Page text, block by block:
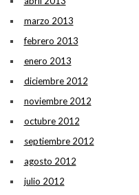
marzo 2013
febrero 2013
enero 2013
diciembre 2012
noviembre 2012
octubre 2012
septiembre 2012
agosto 2012
julio 2012